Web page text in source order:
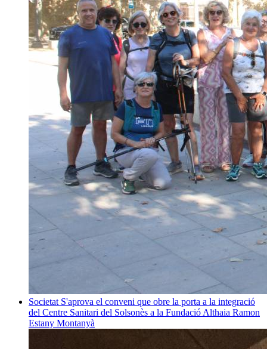
Societat S'aprova el conveni que obre la porta a la integració
del Centre Sanitari del Solsonès a la Fundació Althaia Ramon
Estany Montanyà